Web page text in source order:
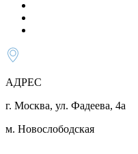
АДРЕС
г. Москва, ул. Фадеева, 4а
м. Новослободская